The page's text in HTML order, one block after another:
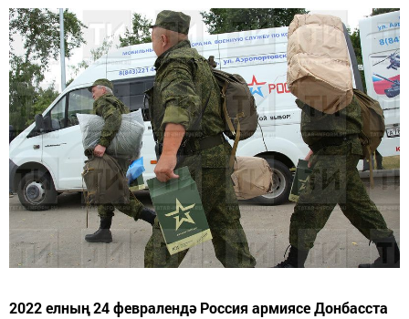
2022 елның 24 февралендә Россия армиясе Донбасста